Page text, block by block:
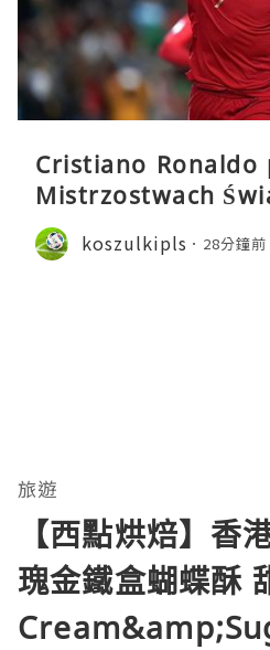
Cristiano
Mistrzostwach
koszulkipls 28分鐘前
旅遊
【西點烘焙】香
瑰金鐵盒蝴蝶酥